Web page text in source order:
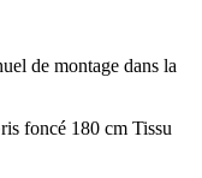
de montage dans la
foncé 180 cm Tissu